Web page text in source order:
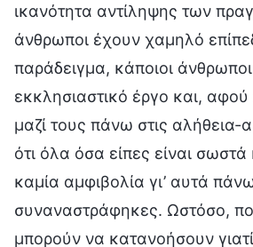
ικανότητα αντίληψης των
άνθρωποι έχουν χαμηλό
παράδειγμα, κάποιοι
εκκλησιαστικό έργο και,
μαζί τους πάνω στις
ότι όλα όσα είπες είναι
καμία αμφιβολία γι’ αυτά
συναναστράφηκες. Ωστόσο,
μπορούν να κατανοήσουν